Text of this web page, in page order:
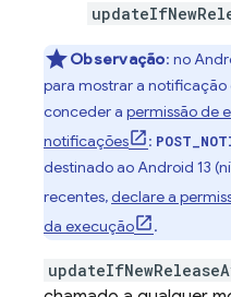
Observação: no
para mostrar a notificação
conceder a permissão de
notificações
:
destinado ao Android 13
recentes,declare a
da execução
.